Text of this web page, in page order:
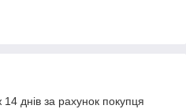
днів за рахунок покупця